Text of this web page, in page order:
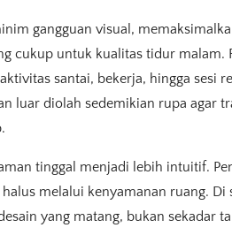
gangguan visual,
cukup untuk kualitas tidur malam.
santai, bekerja, hingga sesi
luar diolah sedemikian rupa agar
tinggal menjadi lebih intuitif.
melalui kenyamanan ruang.
yang matang, bukan sekadar